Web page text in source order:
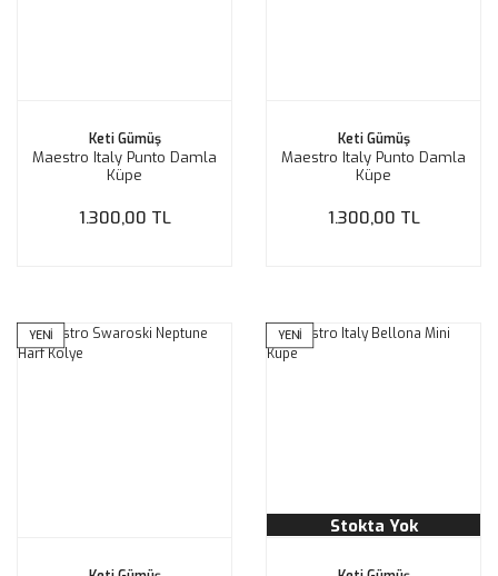
Keti Gümüş
Maestro Italy Punto Damla
Küpe
1.300,00 TL
Keti Gümüş
Maestro Italy Punto Damla
Küpe
1.300,00 TL
YENİ YENİ
Stokta Yok